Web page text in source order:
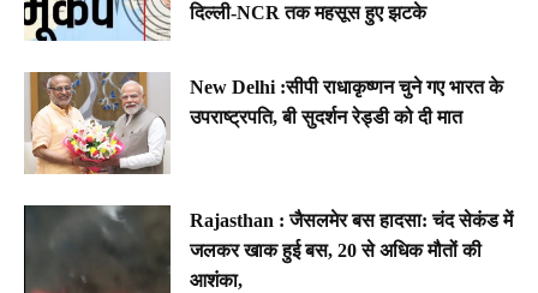
दिल्ली-NCR तक महसूस हुए झटके
New Delhi :सीपी राधाकृष्णन चुने गए भारत के
उपराष्ट्रपति, बी सुदर्शन रेड्डी को दी मात
Rajasthan : जैसलमेर बस हादसा: चंद सेकंड में
जलकर खाक हुई बस, 20 से अधिक मौतों की
आशंका,